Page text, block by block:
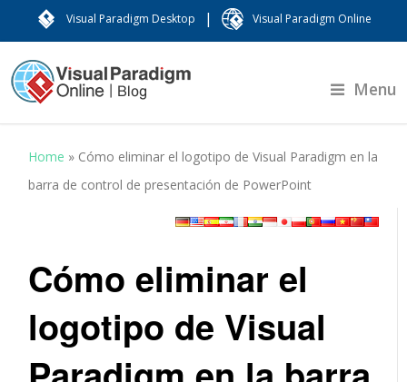
Visual Paradigm Desktop | Visual Paradigm Online
Menu
Home » Cómo eliminar el logotipo de Visual Paradigm en la
barra de control de presentación de PowerPoint
Cómo eliminar el
logotipo de Visual